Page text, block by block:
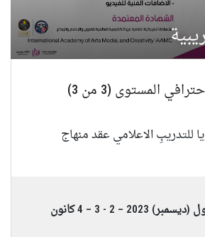
المستوى (3 من 3)
للتدريبِ الاعلامي عقد منهاج
30 – 31 كانون الأول (ديسمبر) 2023 – 2 - 3 – 4 كانون